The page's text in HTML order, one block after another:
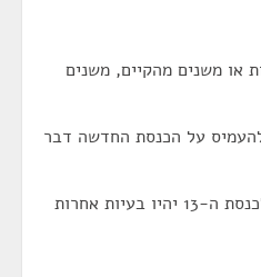
או משנים מהקיים, משנים
על הכנסת החדשה דבר
להתמודד עם בעיות שוליות. לכנסת ה-13 יהיו בעיות אחרות